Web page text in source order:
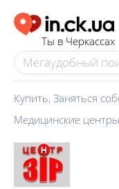
Ты в Черкассах
Купить, Заняться
Медицинские центры